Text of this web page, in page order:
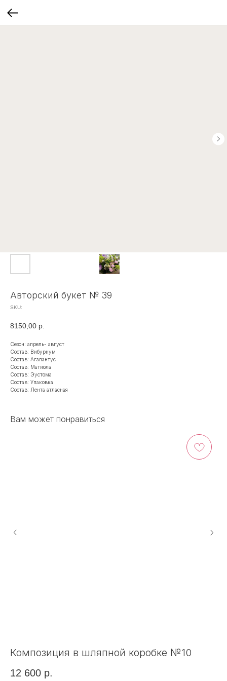
Авторский букет № 39
SKU:
8150,00 р.
Сезон: апрель- август
Состав: Вибурнум
Состав: Агапантус
Состав: Матиола
Состав: Эустома
Состав: Упаковка
Состав: Лента атласная
Вам может понравиться
Композиция в шляпной коробке №10
12 600 р.